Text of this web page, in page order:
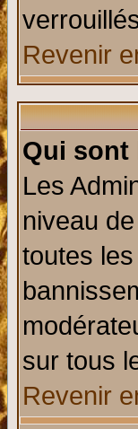
Revenir
Qui sont
Les
niveau
toutes
sur tous
Revenir